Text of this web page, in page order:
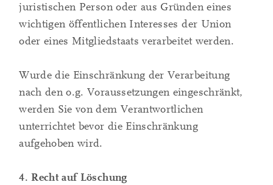
juristischen Person oder aus Gründen eines
wichtigen öffentlichen Interesses der Union
oder eines Mitgliedstaats verarbeitet werden.
Wurde die Einschränkung der Verarbeitung
nach den o.g. Voraussetzungen eingeschränkt,
werden Sie von dem Verantwortlichen
unterrichtet bevor die Einschränkung
aufgehoben wird.
4. Recht auf Löschung